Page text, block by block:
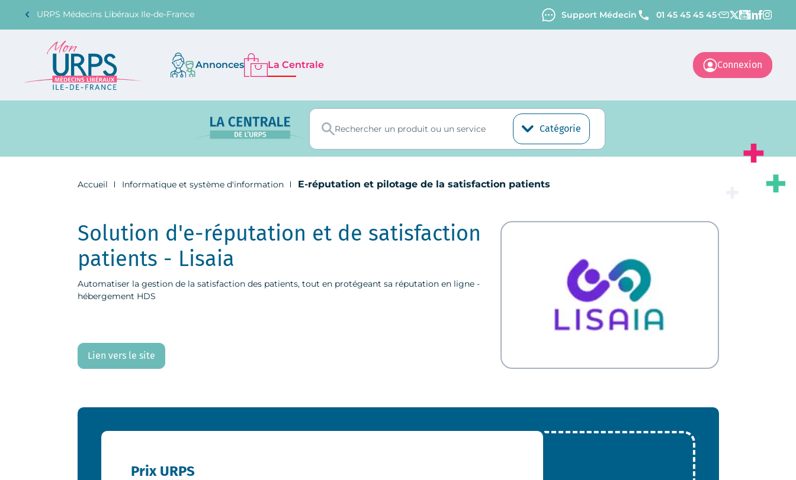
URPS Médecins Libéraux Ile-de-France Support Médecin 01 45 45 45 45
Annonces La Centrale Connexion
Catégorie
Accueil Informatique et système d'information E-réputation et pilotage de la satisfaction patients
Solution d'e-réputation et de satisfaction
patients - Lisaia
Automatiser la gestion de la satisfaction des patients, tout en protégeant sa réputation en ligne -
hébergement HDS
Lien vers le site
Prix URPS